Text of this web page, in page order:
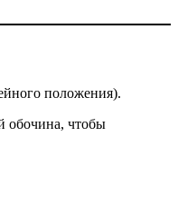
положения).
обочина, чтобы